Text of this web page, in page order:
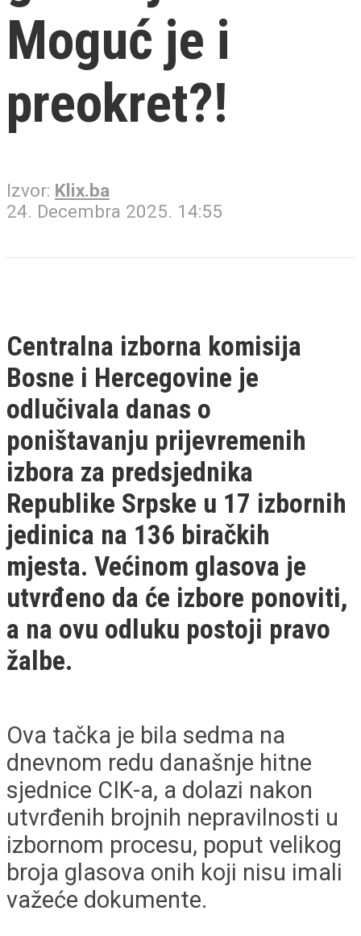
Moguć je i
preokret?!
Izvor: Klix.ba
24. Decembra 2025. 14:55
Centralna izborna komisija
Bosne i Hercegovine je
odlučivala danas o
poništavanju prijevremenih
izbora za predsjednika
Republike Srpske u 17 izbornih
jedinica na 136 biračkih
mjesta. Većinom glasova je
utvrđeno da će izbore ponoviti,
a na ovu odluku postoji pravo
žalbe.
Ova tačka je bila sedma na
dnevnom redu današnje hitne
sjednice CIK-a, a dolazi nakon
utvrđenih brojnih nepravilnosti u
izbornom procesu, poput velikog
broja glasova onih koji nisu imali
važeće dokumente.